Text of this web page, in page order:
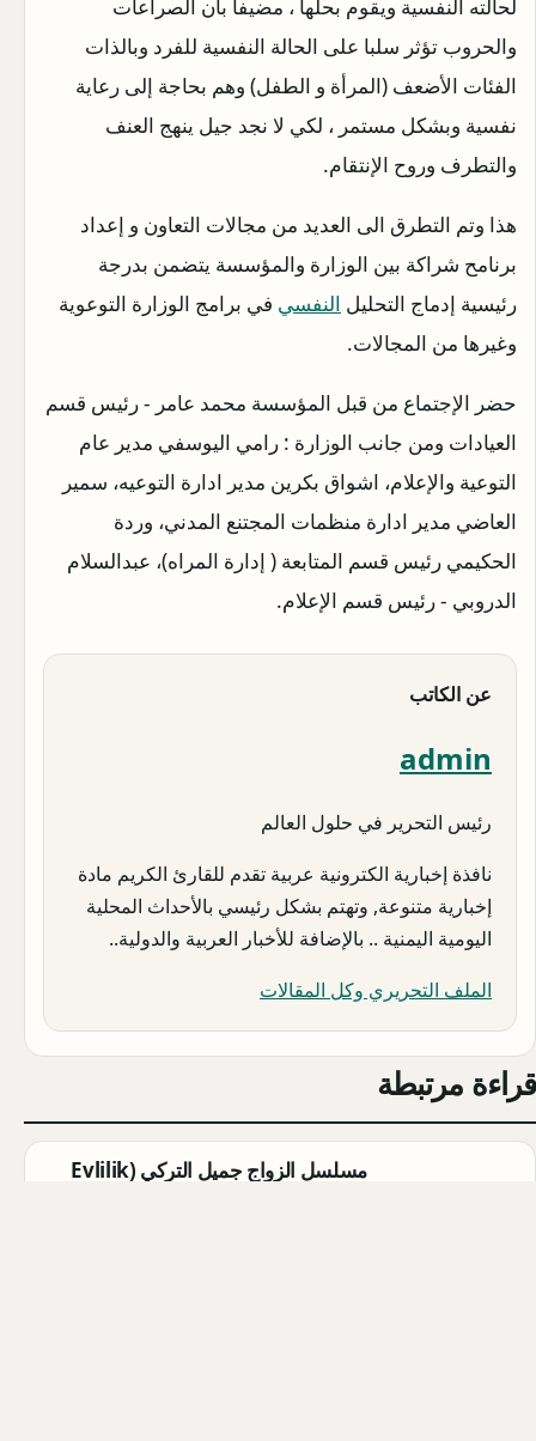
لحالته النفسية ويقوم بحلها ، مضيفا بأن الصراعات
والحروب تؤثر سلبا على الحالة النفسية للفرد وبالذات
الفئات الأضعف (المرأة و الطفل) وهم بحاجة إلى رعاية
نفسية وبشكل مستمر ، لكي لا نجد جيل ينهج العنف
والتطرف وروح الإنتقام.
هذا وتم التطرق الى العديد من مجالات التعاون و إعداد
برنامح شراكة بين الوزارة والمؤسسة يتضمن بدرجة
رئيسية إدماج التحليل النفسي في برامج الوزارة التوعوية
وغيرها من المجالات.
حضر الإجتماع من قبل المؤسسة محمد عامر - رئيس قسم
العيادات ومن جانب الوزارة : رامي اليوسفي مدير عام
التوعية والإعلام، اشواق بكرين مدير ادارة التوعيه، سمير
العاضي مدير ادارة منظمات المجتنع المدني، وردة
الحكيمي رئيس قسم المتابعة ( إدارة المراه)، عبدالسلام
الدروبي - رئيس قسم الإعلام.
عن الكاتب
admin
رئيس التحرير في حلول العالم
نافذة إخبارية الكترونية عربية تقدم للقارئ الكريم مادة
إخبارية متنوعة, وتهتم بشكل رئيسي بالأحداث المحلية
اليومية اليمنية .. بالإضافة للأخبار العربية والدولية..
الملف التحريري وكل المقالات
قراءة مرتبطة
مسلسل الزواج جميل التركي (Evlilik